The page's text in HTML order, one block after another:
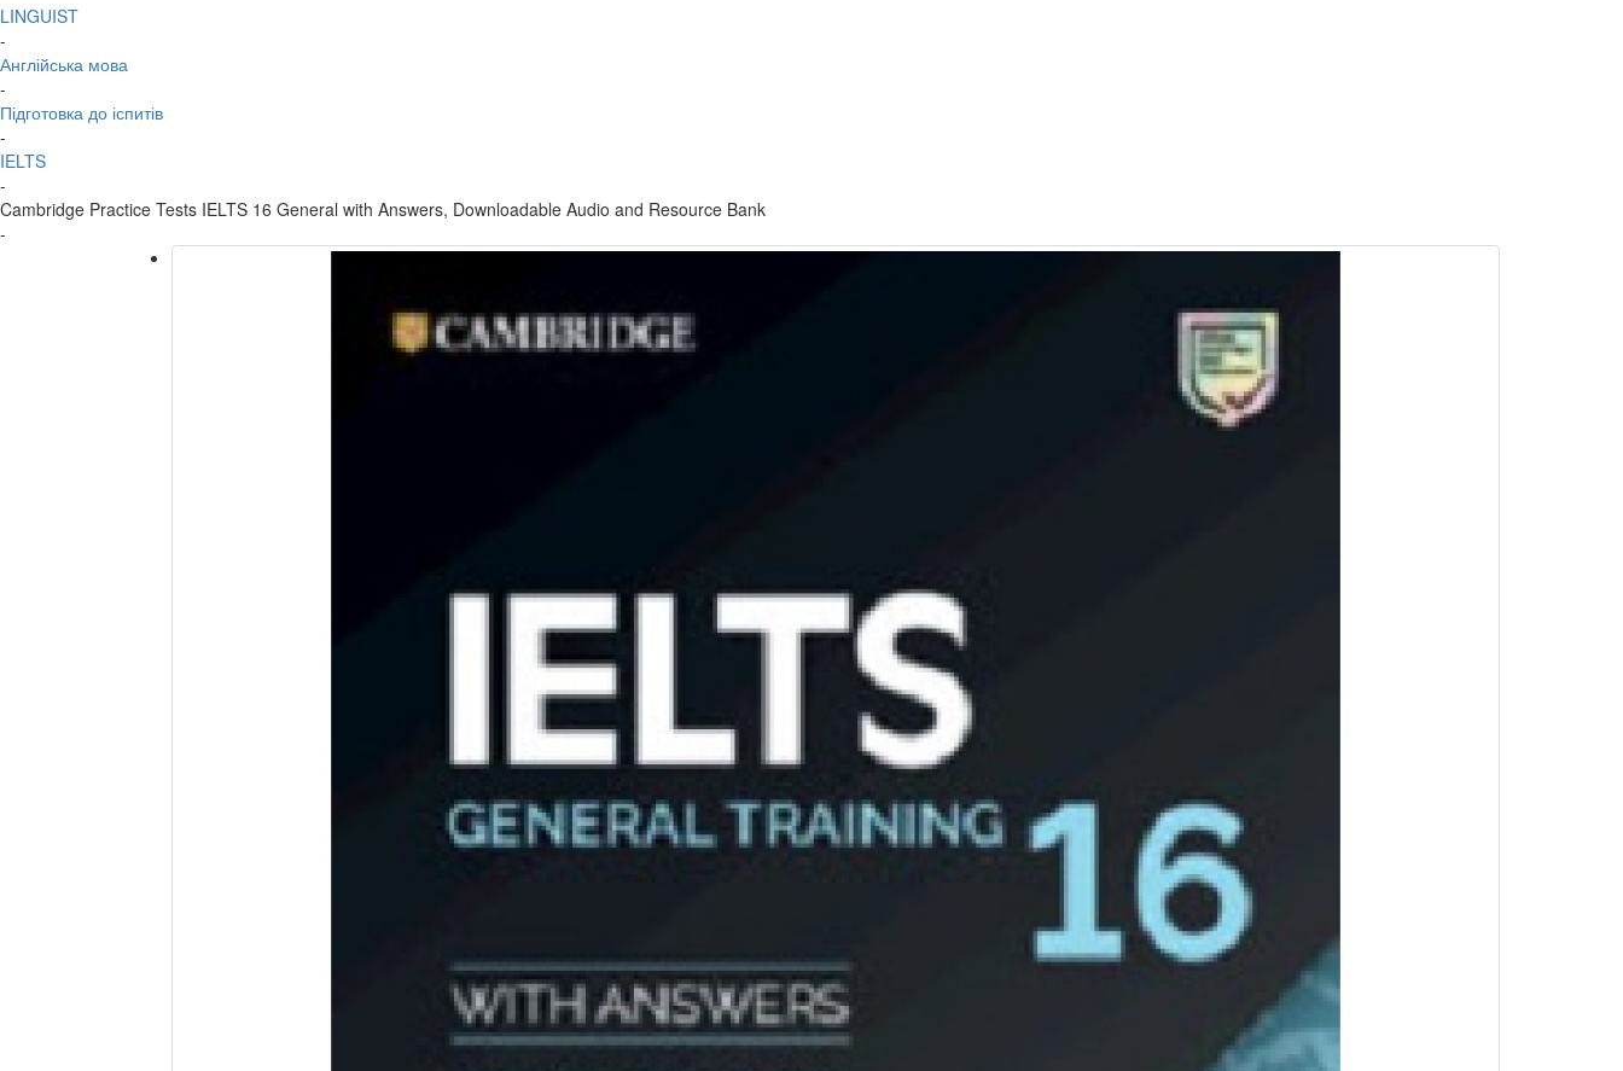
LINGUIST
-
Англійська мова
-
Підготовка до іспитів
-
IELTS
-
Cambridge Practice Tests IELTS 16 General with Answers, Downloadable Audio and Resource Bank
-